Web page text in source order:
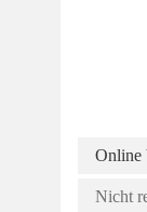
Online
Nicht